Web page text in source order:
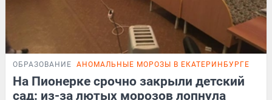
ОБРАЗОВАНИЕ АНОМАЛЬНЫЕ МОРОЗЫ В ЕКАТЕРИНБУРГЕ
На Пионерке срочно закрыли детский
сад: из-за лютых морозов лопнула